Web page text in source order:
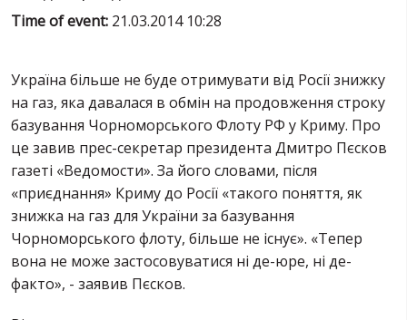
Time of event: 21.03.2014 10:28
Україна більше не буде отримувати від Росії знижку
на газ, яка давалася в обмін на продовження строку
базування Чорноморського Флоту РФ у Криму. Про
це завив прес-секретар президента Дмитро Пєсков
газеті «Ведомости». За його словами, після
«приєднання» Криму до Росії «такого поняття, як
знижка на газ для України за базування
Чорноморського флоту, більше не існує». «Тепер
вона не може застосовуватися ні де-юре, ні де-
факто», - заявив Пєсков.